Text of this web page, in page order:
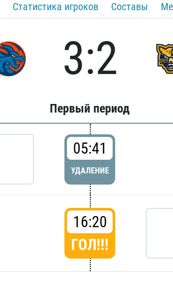
Статистика игроков Составы
3:2
Первый период
05:41
УДАЛЕНИЕ
16:20
ГОЛ!!!